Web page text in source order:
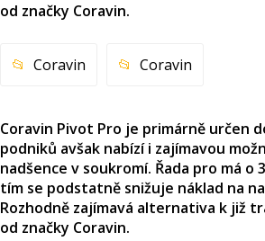
od značky Coravin.
Coravin Coravin
Coravin Pivot Pro je primárně určen
podniků avšak nabízí i zajímavou
nadšence v soukromí. Řada pro má o
tím se podstatně snižuje náklad na
Rozhodně zajímavá alternativa k již
od značky Coravin.